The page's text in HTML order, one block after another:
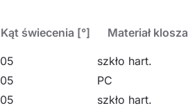
i naściennego) przy
obiektów. Świetnie
Kąt świecenia [°] Materiał klosza
szkło hart.
PC
szkło hart.